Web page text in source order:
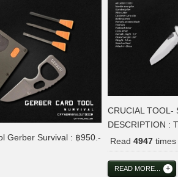
Gerber Survival : ฿950.-
CRUCIAL TOOL-
DESCRIPTION :
Read4947 times
READ MORE...